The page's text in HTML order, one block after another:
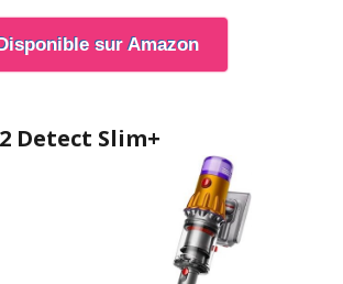
sur Amazon
Detect Slim+